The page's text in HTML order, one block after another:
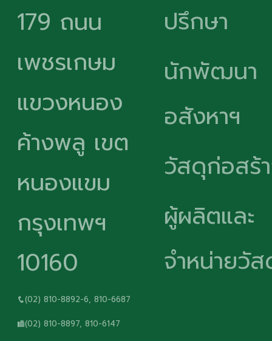
179 ถนน
เพชรเกษม
แขวงหนอง
ค้างพลู เขต
หนองแขม
กรุงเทพฯ
10160
(02) 810-8892-6, 810-6687
(02) 810-8897, 810-6147
ปรึกษา
นักพัฒนา
อสังหาฯ
วัสดุก่อสร้
ผู้ผลิตและ
จำหน่ายวั